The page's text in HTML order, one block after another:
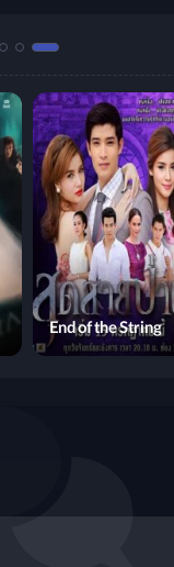
End of the String